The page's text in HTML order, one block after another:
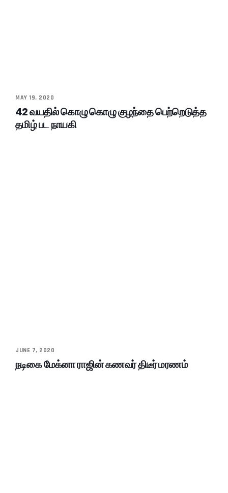
MAY 19, 2020
42 வயதில் கொழு கொழு குழந்தை பெற்றெடுத்த
தமிழ் பட நாயகி
JUNE 7, 2020
நடிகை மேக்னா ராஜின் கணவர் திடீர் மரணம்